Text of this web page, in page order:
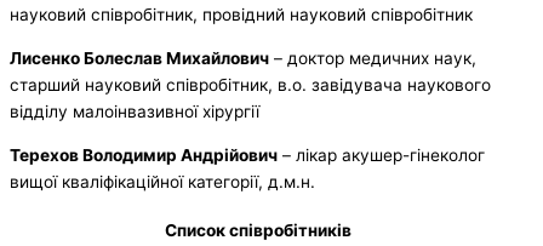
науковий співробітник, провідний науковий співробітник
Лисенко Болеслав Михайлович – доктор медичних наук,
старший науковий співробітник, в.о. завідувача наукового
відділу малоінвазивної хірургії
Терехов Володимир Андрійович – лікар акушер-гінеколог
вищої кваліфікаційної категорії, д.м.н.
Список співробітників